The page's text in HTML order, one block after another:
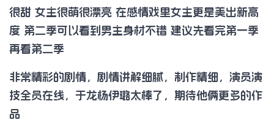
很甜 女主很萌很漂亮 在感情戏里女主更是美出新高
度 第二季可以看到男主身材不错 建议先看完第一季
再看第二季
非常精彩的剧情，剧情讲解细腻，制作精细，演员演
技全员在线，于龙杨伊璐太棒了，期待他俩更多的作
品